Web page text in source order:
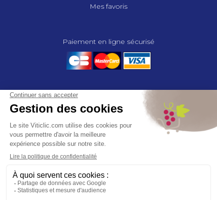
Mes favoris
Paiement en ligne sécurisé
© 2025 - GROUPE COMPAS, TOUS DROITS RÉSERVÉS.
MENTIONS LÉGALES
CGV
POLITIQUE DE CONFIDENTIALITÉ
COMPAS, à travers ses métiers de négociant et distributeur répond aux
horticulteurs, dans le domaine des espaces verts, des collectivités et des
particuliers. Le service développement de COMPAS travaille en
partenariat étroit avec le monde agricole et viticole pour mettre au point,
tester et proposer à ses clients les solutions les mieux adaptées. Agrément